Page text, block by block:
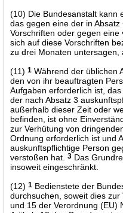
(10) Die Bundesanstalt kann
das gegen eine der in
Vorschriften oder gegen
sich auf diese Vorschriften
zu drei Monaten
(11)1 Während der üblichen
den von ihr beauftragten
Aufgaben erforderlich ist,
der nach Absatz 3
außerhalb dieser Zeit oder
befinden, ist ohne
zur Verhütung von
Ordnung erforderlich ist und
auskunftspflichtige Person
verstoßen hat.3 Das
insoweit eingeschränkt.
(12)1 Bedienstete der
durchsuchen, soweit dies
und 15 der Verordnung (EU)